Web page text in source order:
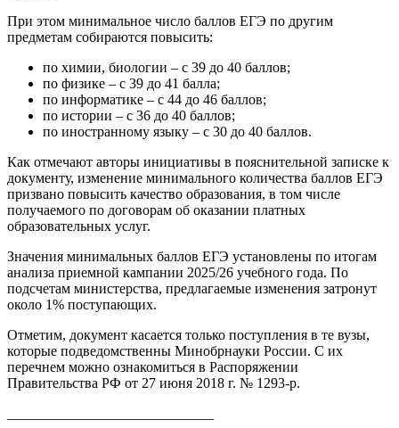
При этом минимальное число баллов ЕГЭ по другим
предметам собираются повысить:
по химии, биологии – с 39 до 40 баллов;
по физике – с 39 до 41 балла;
по информатике – с 44 до 46 баллов;
по истории – с 36 до 40 баллов;
по иностранному языку – с 30 до 40 баллов.
Как отмечают авторы инициативы в пояснительной записке к
документу, изменение минимального количества баллов ЕГЭ
призвано повысить качество образования, в том числе
получаемого по договорам об оказании платных
образовательных услуг.
Значения минимальных баллов ЕГЭ установлены по итогам
анализа приемной кампании 2025/26 учебного года. По
подсчетам министерства, предлагаемые изменения затронут
около 1% поступающих.
Отметим, документ касается только поступления в те вузы,
которые подведомственны Минобрнауки России. С их
перечнем можно ознакомиться в Распоряжении
Правительства РФ от 27 июня 2018 г. № 1293-р.